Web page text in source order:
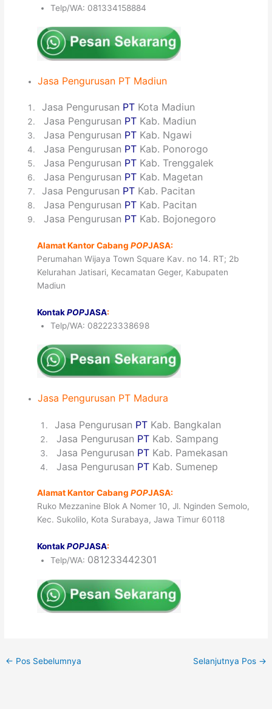
Telp/WA: 081334158884
Jasa Pengurusan PT Madiun
1Jasa Pengurusan PT Kota Madiun
2Jasa Pengurusan PT Kab. Madiun
3Jasa Pengurusan PT Kab. Ngawi
4Jasa Pengurusan PT Kab. Ponorogo
5Jasa Pengurusan PT Kab. Trenggalek
6Jasa Pengurusan PT Kab. Magetan
7Jasa Pengurusan PT Kab. Pacitan
8Jasa Pengurusan PT Kab. Pacitan
9Jasa Pengurusan PT Kab. Bojonegoro
Alamat Kantor CabangPOPJASA:
Perumahan Wijaya Town Square Kav. no 14. RT; 2b
Kelurahan Jatisari, Kecamatan Geger, Kabupaten
Madiun
KontakPOPJASA:
Telp/WA: 082223338698
Jasa Pengurusan PT Madura
Jasa Pengurusan PT Kab. Bangkalan
Jasa Pengurusan PT Kab. Sampang
Jasa Pengurusan PT Kab. Pamekasan
Jasa Pengurusan PT Kab. Sumenep
Alamat Kantor CabangPOPJASA:
Ruko Mezzanine Blok A Nomer 10, Jl. Nginden Semolo,
Kec. Sukolilo, Kota Surabaya, Jawa Timur 60118
KontakPOPJASA:
Telp/WA: 081233442301
← Pos Sebelumnya Selanjutnya Pos →